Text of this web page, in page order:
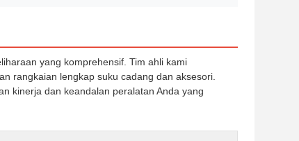
yang komprehensif. Tim ahli kami
rangkaian lengkap suku cadang dan aksesori.
kinerja dan keandalan peralatan Anda yang